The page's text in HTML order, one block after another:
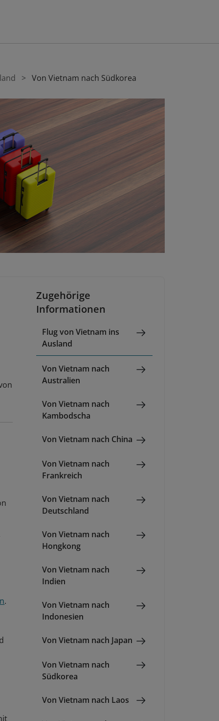
Von Vietnam nach Südkorea
.
Zugehörige
Informationen
Flug von Vietnam ins
Ausland
Von Vietnam nach
Australien
Von Vietnam nach
Kambodscha
Von Vietnam nach China
Von Vietnam nach
Frankreich
Von Vietnam nach
Deutschland
Von Vietnam nach
Hongkong
Von Vietnam nach
Indien
Von Vietnam nach
Indonesien
Von Vietnam nach Japan
Von Vietnam nach
Südkorea
Von Vietnam nach Laos